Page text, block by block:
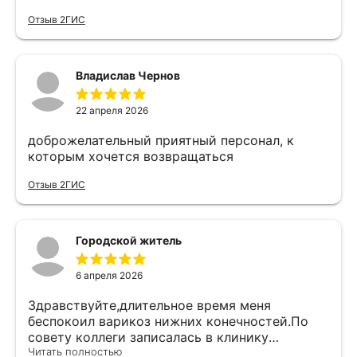
врача!
Отзыв 2ГИС
Владислав Чернов
22 апреля 2026
доброжелательный приятный персонал, к
которым хочется возвращаться
Отзыв 2ГИС
Городской житель
6 апреля 2026
Здравствуйте,длительное время меня
беспокоил варикоз нижних конечностей.По
совету коллеги записалась в клинику
Ангиоцентр.Попала на прием к Новикову
Читать полностью